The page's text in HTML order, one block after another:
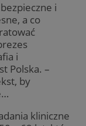
i
a co
i
Polska. –
by
kliniczne